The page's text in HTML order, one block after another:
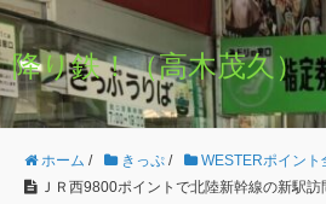
降り鉄！（高木茂久）
ホーム / きっぷ / WESTERポイン
ＪＲ西9800ポイントで北陸新幹線の新駅